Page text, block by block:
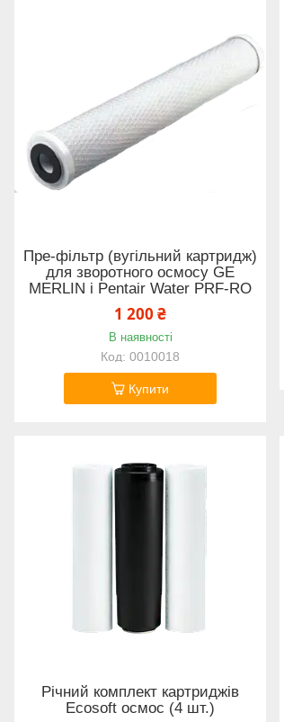
Пре-фільтр (вугільний картридж)
для зворотного осмосу GE
MERLIN і Pentair Water PRF-RO
1 200 ₴
В наявності
0010018
Купити
Річний комплект картриджів
Ecosoft осмос (4 шт.)